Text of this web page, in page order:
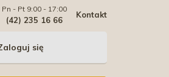
Kontakt
Pn - Pt 9:00 - 17:00
(42) 235 16 66
się